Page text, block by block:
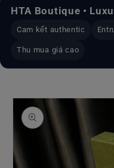
HTA Boutique •
Cam kết authentic
Thu mua giá cao
đến
thông
tin sản